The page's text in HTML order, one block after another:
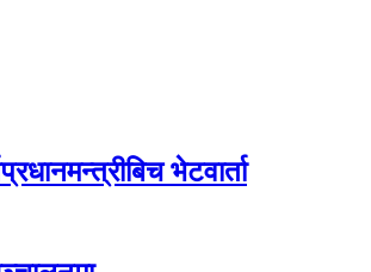
भेटवार्ता